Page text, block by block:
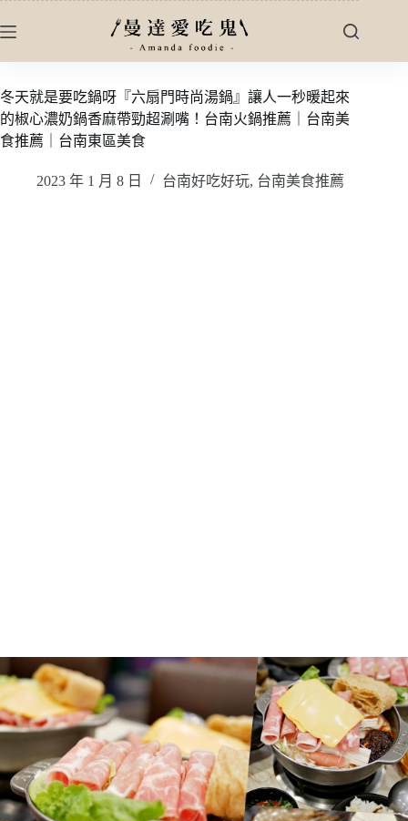
至
內
容
冬天就是要吃鍋呀『六扇門時尚湯鍋』讓人一秒暖起來
的椒心濃奶鍋香麻帶勁超涮嘴！台南火鍋推薦｜台南美
食推薦｜台南東區美食
2023 年 1 月 8 日 台南好吃好玩, 台南美食推薦